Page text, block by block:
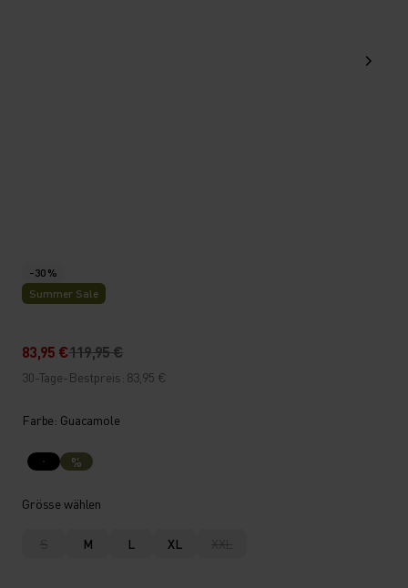
-30 %
Summer Sale
83,95 €119,95 €
30-Tage-Bestpreis: 83,95 €
Farbe: Guacamole
%
Grösse wählen
S M L XL XXL